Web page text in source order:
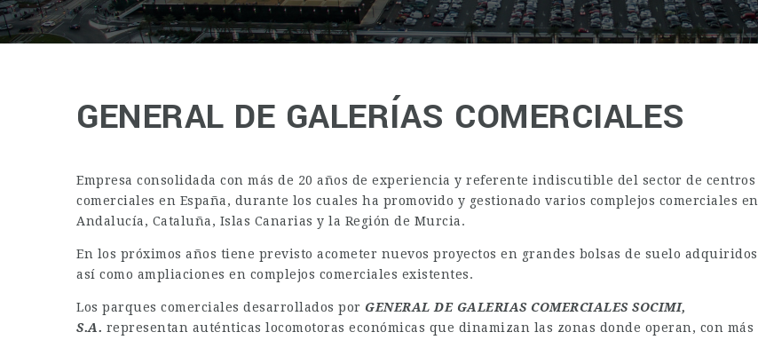
GENERAL DE GALERÍAS COMERCIALES
Empresa consolidada con más de 20 años de experiencia y referente indiscutible del sector de centros
comerciales en España, durante los cuales ha promovido y gestionado varios complejos comerciales en
Andalucía, Cataluña, Islas Canarias y la Región de Murcia.
En los próximos años tiene previsto acometer nuevos proyectos en grandes bolsas de suelo adquiridos
así como ampliaciones en complejos comerciales existentes.
Los parques comerciales desarrollados por GENERAL DE GALERIAS COMERCIALES SOCIMI,
S.A. representan auténticas locomotoras económicas que dinamizan las zonas donde operan, con más